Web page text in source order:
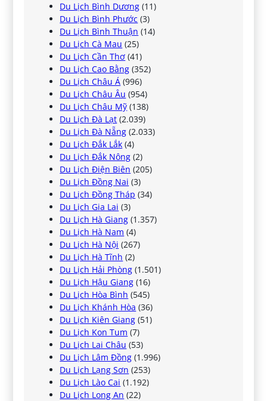
Du Lịch Bình Dương (11)
Du Lịch Bình Phước (3)
Du Lịch Bình Thuận (14)
Du Lịch Cà Mau (25)
Du Lịch Cần Thơ (41)
Du Lịch Cao Bằng (352)
Du Lịch Châu Á (996)
Du Lịch Châu Âu (954)
Du Lịch Châu Mỹ (138)
Du Lịch Đà Lạt (2.039)
Du Lịch Đà Nẵng (2.033)
Du Lịch Đắk Lắk (4)
Du Lịch Đắk Nông (2)
Du Lịch Điện Biên (205)
Du Lịch Đồng Nai (3)
Du Lịch Đồng Tháp (34)
Du Lịch Gia Lai (3)
Du Lịch Hà Giang (1.357)
Du Lịch Hà Nam (4)
Du Lịch Hà Nội (267)
Du Lịch Hà Tĩnh (2)
Du Lịch Hải Phòng (1.501)
Du Lịch Hậu Giang (16)
Du Lịch Hòa Bình (545)
Du Lịch Khánh Hòa (36)
Du Lịch Kiên Giang (51)
Du Lịch Kon Tum (7)
Du Lịch Lai Châu (53)
Du Lịch Lâm Đồng (1.996)
Du Lịch Lạng Sơn (253)
Du Lịch Lào Cai (1.192)
Du Lịch Long An (22)